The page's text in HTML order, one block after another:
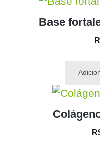
Base